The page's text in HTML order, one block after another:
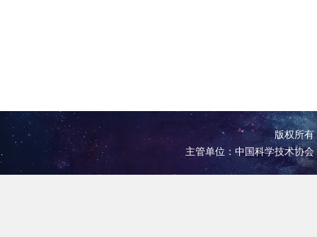
版权所
主管单位：中国科学技术协